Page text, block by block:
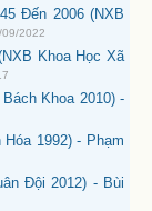
Đến 2006 (NXB
09/2022
Khoa Học Xã
Khoa 2010) -
1992) - Phạm
Đội 2012) - Bùi